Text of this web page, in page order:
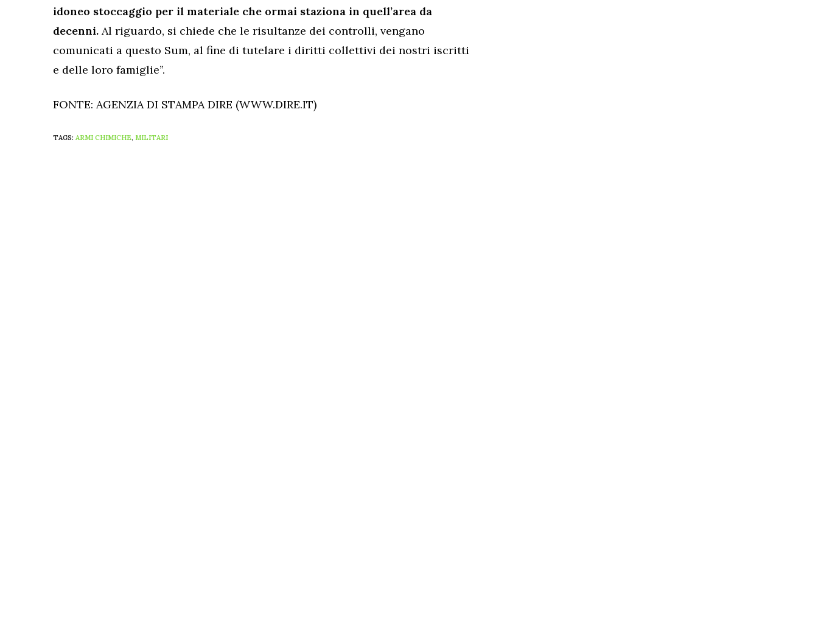
idoneo stoccaggio per il materiale che ormai staziona in quell’area da
decenni. Al riguardo, si chiede che le risultanze dei controlli, vengano
comunicati a questo Sum, al fine di tutelare i diritti collettivi dei nostri iscritti
e delle loro famiglie”.
FONTE: AGENZIA DI STAMPA DIRE (WWW.DIRE.IT)
TAGS: ARMI CHIMICHE, MILITARI